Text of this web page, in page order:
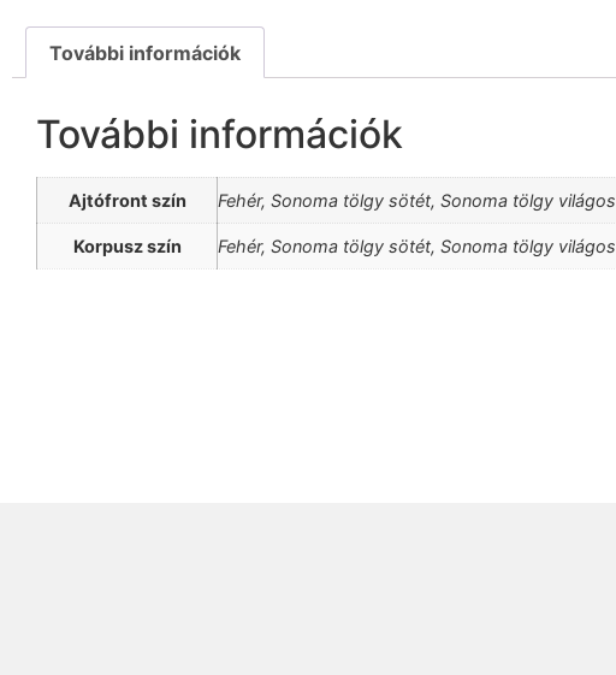
További információk
További információk
Ajtófront szín Fehér, Sonoma tölgy sötét, Sonoma tölgy világos
Korpusz szín Fehér, Sonoma tölgy sötét, Sonoma tölgy világos